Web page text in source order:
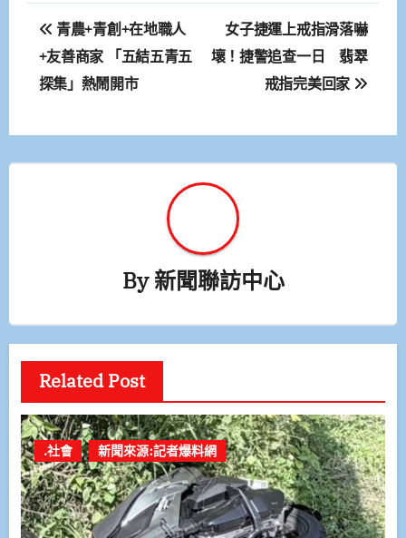
文
章
導
覽
青農+青創+在地職人
+友善商家 「五結五青五
探集」熱鬧開市
女子捷運上戒指滑落嚇
壞！捷警追查一日 翡翠
戒指完美回家
By新聞聯訪中心
Related Post
.社會 新聞來源:記者爆料網